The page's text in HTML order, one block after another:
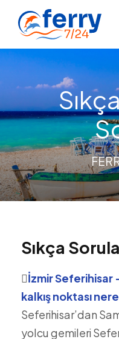
Sıkça
İzmir Seferihisar
kalkış noktası
Seferihisar’dan
yolcu gemileri